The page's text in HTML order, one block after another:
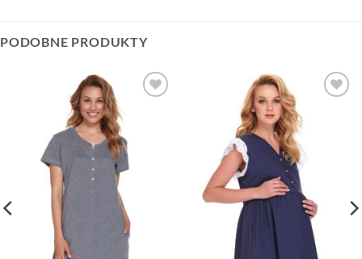
PODOBNE PRODUKTY